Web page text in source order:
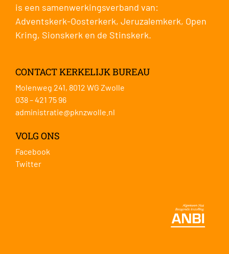
is een samenwerkingsverband van:
Adventskerk-Oosterkerk, Jeruzalemkerk, Open
Kring, Sionskerk en de Stinskerk.
CONTACT KERKELIJK BUREAU
Molenweg 241, 8012 WG Zwolle
038 – 421 75 96
administratie@pknzwolle.nl
VOLG ONS
Facebook
Twitter